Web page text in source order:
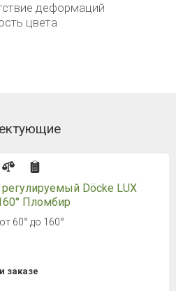
деформаций
цвета
регулируемый Döcke LUX
Пломбир
60° до 160°
заказе